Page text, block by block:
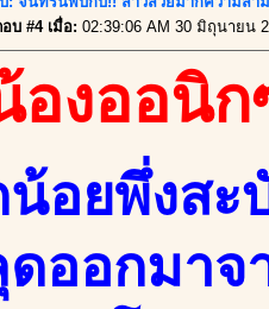
อบ #4 เมื่อ: 02:39:06 AM 30 มิถุนายน
องออนิก
อยพึ่งสะ
ออกมาจ